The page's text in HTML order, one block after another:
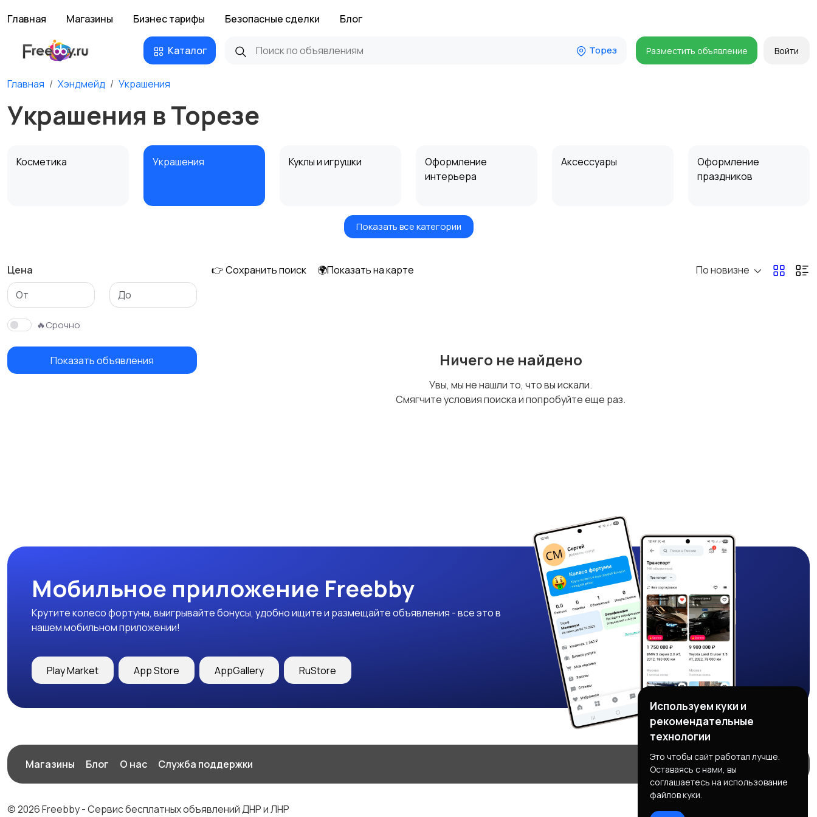
Главная Магазины Бизнес тарифы Безопасные сделки Блог
Каталог Торез Разместить объявление Войти
Главная Хэндмейд Украшения
Украшения в Торезе
Косметика Украшения Куклы и игрушки
Оформление
интерьера
Аксессуары
Оформление
праздников
Показать все категории
Цена
🔥Срочно
Показать объявления
👉 Сохранить поиск 🌍Показать на карте По новизне
Ничего не найдено
Увы, мы не нашли то, что вы искали.
Смягчите условия поиска и попробуйте еще раз.
Мобильное приложение Freebby
Крутите колесо фортуны, выигрывайте бонусы, удобно ищите и размещайте объявления - все это в
нашем мобильном приложении!
Play Market App Store AppGallery RuStore
Магазины Блог О нас Служба поддержки
© 2026 Freebby - Сервис бесплатных объявлений ДНР и ЛНР
Используем куки и
рекомендательные
технологии
Это чтобы сайт работал лучше.
Оставаясь с нами, вы
соглашаетесь на использование
файлов куки.